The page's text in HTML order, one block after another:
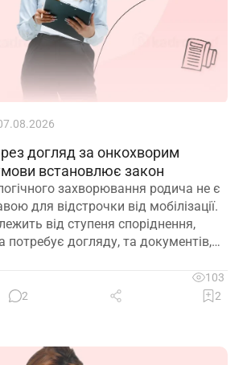
догляд за онкохворим
встановлює закон
захворювання родича не є
для відстрочки від мобілізації.
від ступеня споріднення,
потребує догляду, та документів,
103
2
2